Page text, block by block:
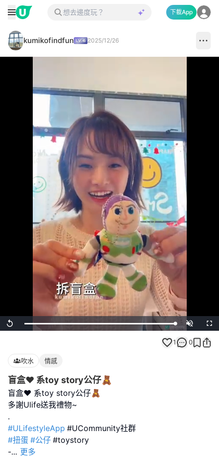
下載App
kumikofindfun 2025/12/26
Replay Loaded:
100.00%
Unmute
1 0
吹水 情感
盲盒♥️ 系toy story公仔🧸
盲盒♥️ 系toy story公仔🧸
多謝Ulife送我禮物~
#ULifestyleApp
#扭蛋 #公仔 #toystory
-... 更多